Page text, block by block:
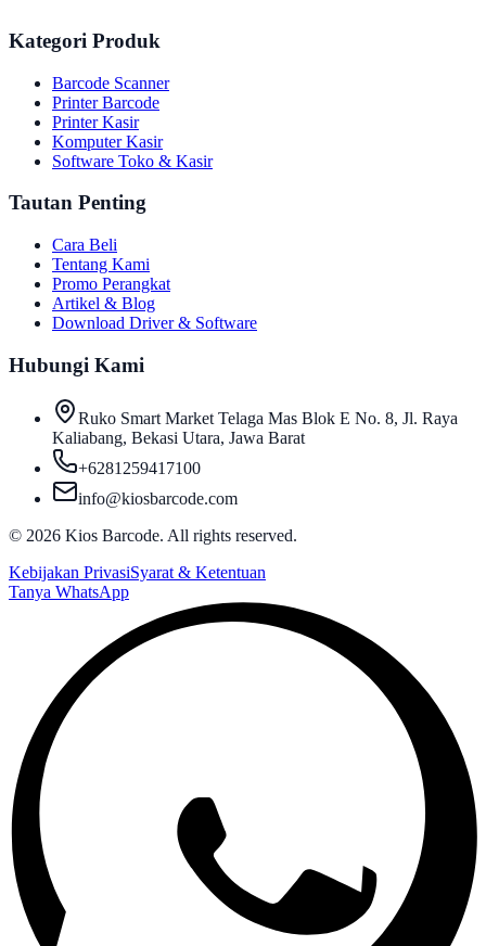
Kategori Produk
Barcode Scanner
Printer Barcode
Printer Kasir
Komputer Kasir
Software Toko & Kasir
Tautan Penting
Cara Beli
Tentang Kami
Promo Perangkat
Artikel & Blog
Download Driver & Software
Hubungi Kami
Ruko Smart Market Telaga Mas Blok E No. 8, Jl. Raya
Kaliabang, Bekasi Utara, Jawa Barat
+6281259417100
info@kiosbarcode.com
© 2026 Kios Barcode. All rights reserved.
Kebijakan PrivasiSyarat & Ketentuan
Tanya WhatsApp